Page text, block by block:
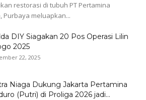
restorasi di tubuh PT Pertamina
Purbaya meluapkan...
DIY Siagakan 20 Pos Operasi Lilin
2025
22, 2025
Niaga Dukung Jakarta Pertamina
(Putri) di Proliga 2026 jadi...